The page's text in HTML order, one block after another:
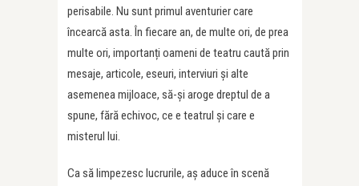
perisabile. Nu sunt primul aventurier care
încearcă asta. În fiecare an, de multe ori, de prea
multe ori, importanți oameni de teatru caută prin
mesaje, articole, eseuri, interviuri și alte
asemenea mijloace, să-și aroge dreptul de a
spune, fără echivoc, ce e teatrul și care e
misterul lui.
Ca să limpezesc lucrurile, aș aduce în scenă